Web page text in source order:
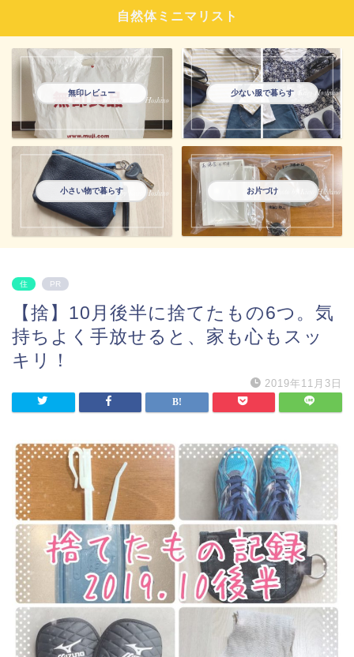
自然体ミニマリスト
無印レビュー 少ない服で暮らす
小さい物で暮らす お片づけ
住 PR
【捨】10月後半に捨てたもの6つ。気
持ちよく手放せると、家も心もスッ
キリ！
2019年11月3日